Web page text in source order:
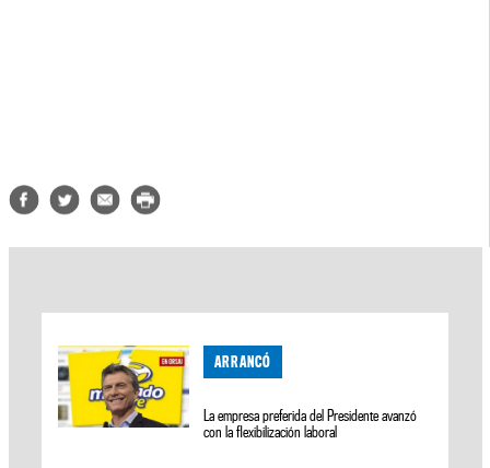
ARRANCÓ
La empresa preferida del Presidente avanzó
con la flexibilización laboral